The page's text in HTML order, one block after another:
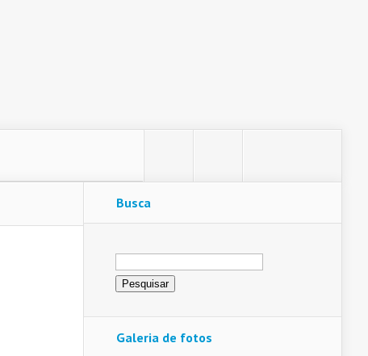
Busca
Pesquisar
por:
Galeria de fotos